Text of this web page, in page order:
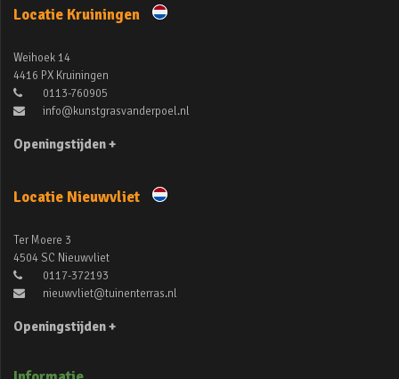
Locatie Kruiningen
Weihoek 14
4416 PX Kruiningen
0113-760905
info@kunstgrasvanderpoel.nl
Openingstijden +
Locatie Nieuwvliet
Ter Moere 3
4504 SC Nieuwvliet
0117-372193
nieuwvliet@tuinenterras.nl
Openingstijden +